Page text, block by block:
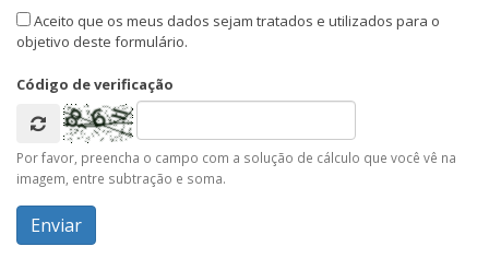
Aceito que os meus dados sejam tratados e utilizados para o
objetivo deste formulário.
Código de verificação
Por favor, preencha o campo com a solução de cálculo que você vê na
imagem, entre subtração e soma.